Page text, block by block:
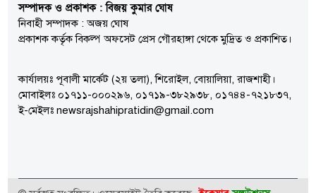
সম্পাদক ও প্রকাশক : বিজয় কুমার ঘোষ
নিবাহী সম্পাদক : অজয় ঘোষ
প্রকাশক কর্তৃক বিকল্প অফসেট প্রেস গৌরহাঙ্গা থেকে মুদ্রিত ও প্রকাশিত।
কার্যালয়ঃ পূবালী মার্কেট (২য় তলা), শিরোইল, বোয়ালিয়া, রাজশাহী।
মোবাইলঃ ০১৭১১-০০০২৯৬, ০১৭১৯-৩৮২৯৩৮, ০১৭৪৪-৭২১৮৩৭,
ই-মেইলঃ newsrajshahipratidin@gmail.com